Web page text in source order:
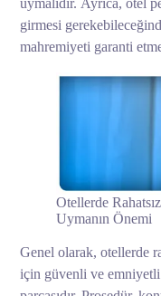
uymalıdır. Ayrıca, otel
girmesi
mahremiyeti garanti
Otellerde
Uymanın Önemi
Genel olarak, otellerde
için güvenli ve